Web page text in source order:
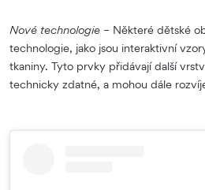
Nové technologie – Některé dětské
technologie, jako jsou interaktivní
tkaniny. Tyto prvky přidávají další
technicky zdatné, a mohou dále